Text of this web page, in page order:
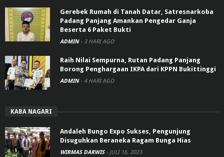
Gerebek Rumah di Tanah Datar, Satresnarkoba
Padang Panjang Amankan Pengedar Ganja
Beserta 6 Paket Bukti
ADMIN - 3 HARI AGO
Raih Nilai Sempurna, Rutan Padang Panjang
Borong Penghargaan IKPA dari KPPN Bukittinggi
ADMIN - 4 HARI AGO
KABA NAGARI
Andaleh Bungo Expo Sukses, Pengunjung
Disuguhkan Beraneka Ragam Bunga Hias
WIRMAS DARWIS - JULI 16, 2023